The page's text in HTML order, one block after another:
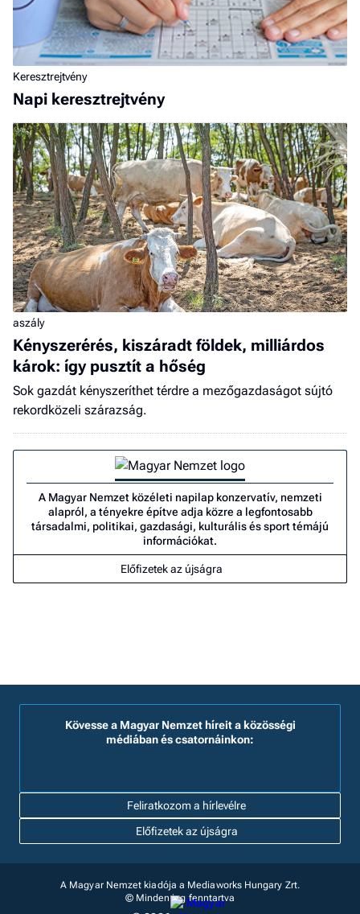
Keresztrejtvény
Napi keresztrejtvény
aszály
Kényszerérés, kiszáradt földek, milliárdos
károk: így pusztít a hőség
Sok gazdát kényszeríthet térdre a mezőgazdaságot sújtó
rekordközeli szárazság.
A Magyar Nemzet közéleti napilap konzervatív, nemzeti
alapról, a tényekre építve adja közre a legfontosabb
társadalmi, politikai, gazdasági, kulturális és sport témájú
információkat.
Előfizetek az újságra
Feliratkozom a hírlevélre
Kövesse a Magyar Nemzet híreit a közösségi
médiában és csatornáinkon:
Előfizetek az újságra
A Magyar Nemzet kiadója a Mediaworks Hungary Zrt.
© Minden jog fenntartva